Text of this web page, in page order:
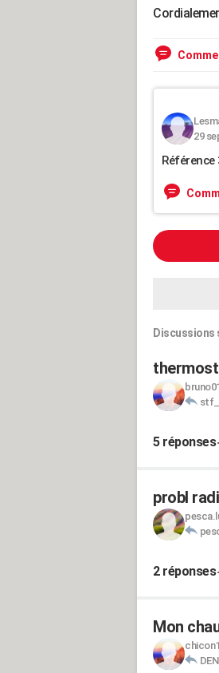
29
Discussions
5 réponses
probl
2 réponses
Mon
chicon1